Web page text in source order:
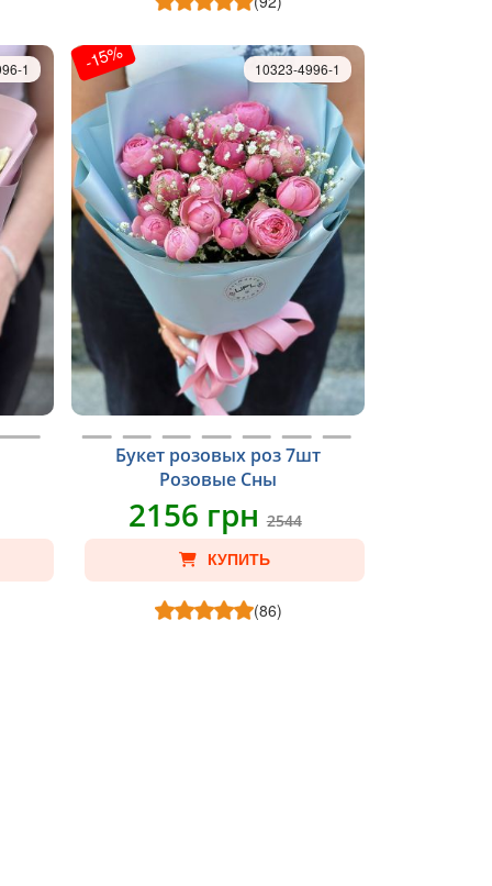
1 -15%
Букет розовых роз 7шт
Розовые Сны
10323-4996-1
2156 грн2544
КУПИТЬ
(86)